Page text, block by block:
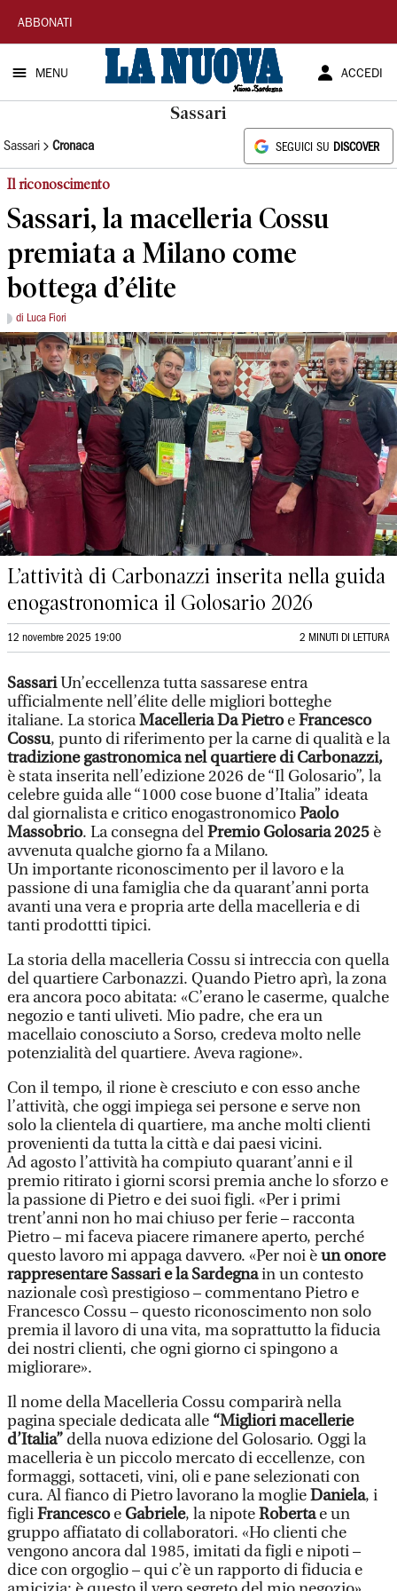
La
Nuova
Sardegna
ABBONATI
MENU ACCEDI
Sassari
Sassari Cronaca SEGUICI SU DISCOVER
Il riconoscimento
Sassari, la macelleria Cossu
premiata a Milano come
bottega d’élite
di Luca Fiori
L’attività di Carbonazzi inserita nella guida
enogastronomica il Golosario 2026
12 novembre 2025 19:00 2 MINUTI DI LETTURA
SassariUn’eccellenza tutta sassarese entra
ufficialmente nell’élite delle migliori botteghe
italiane. La storicaMacelleria Da PietroeFrancesco
Cossu, punto di riferimento per la carne di qualità e la
tradizione gastronomica nel quartiere di Carbonazzi,
è stata inserita nell’edizione 2026 de “Il Golosario”, la
celebre guida alle “1000 cose buone d’Italia” ideata
dal giornalista e critico enogastronomicoPaolo
Massobrio. La consegna delPremio Golosaria 2025 è
avvenuta qualche giorno fa a Milano.
Un importante riconoscimento per il lavoro e la
passione di una famiglia che da quarant’anni porta
avanti una vera e propria arte della macelleria e di
tanti prodottti tipici.
La storia della macelleria Cossu si intreccia con quella
del quartiere Carbonazzi. Quando Pietro aprì, la zona
era ancora poco abitata: «C’erano le caserme, qualche
negozio e tanti uliveti. Mio padre, che era un
macellaio conosciuto a Sorso, credeva molto nelle
potenzialità del quartiere. Aveva ragione».
Con il tempo, il rione è cresciuto e con esso anche
l’attività, che oggi impiega sei persone e serve non
solo la clientela di quartiere, ma anche molti clienti
provenienti da tutta la città e dai paesi vicini.
Ad agosto l’attività ha compiuto quarant’anni e il
premio ritirato i giorni scorsi premia anche lo sforzo e
la passione di Pietro e dei suoi figli. «Per i primi
trent’anni non ho mai chiuso per ferie – racconta
Pietro – mi faceva piacere rimanere aperto, perché
questo lavoro mi appaga davvero. «Per noi èun onore
rappresentare Sassari e la Sardegnain un contesto
nazionale così prestigioso – commentano Pietro e
Francesco Cossu – questo riconoscimento non solo
premia il lavoro di una vita, ma soprattutto la fiducia
dei nostri clienti, che ogni giorno ci spingono a
migliorare».
Il nome della Macelleria Cossu comparirà nella
pagina speciale dedicata alle “Migliori macellerie
d’Italia” della nuova edizione del Golosario. Oggi la
macelleria è un piccolo mercato di eccellenze, con
formaggi, sottaceti, vini, oli e pane selezionati con
cura. Al fianco di Pietro lavorano la moglieDaniela, i
figliFrancescoeGabriele, la nipoteRobertae un
gruppo affiatato di collaboratori. «Ho clienti che
vengono ancora dal 1985, imitati da figli e nipoti –
dice con orgoglio – qui c’è un rapporto di fiducia e